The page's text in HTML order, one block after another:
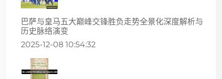
巴萨与皇马五大巅峰交锋胜负走势全景化深度解析与
历史脉络演变
2025-12-08 10:54:32